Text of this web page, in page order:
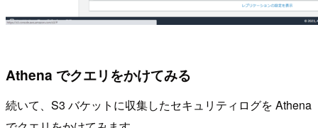
Athena でクエリをかけてみる
続いて、S3 バケットに収集したセキュリティログを Athena